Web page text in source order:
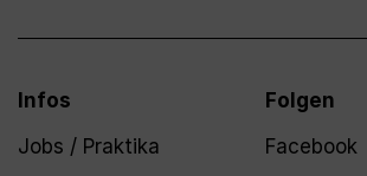
Infos
Jobs / Praktika
Folgen
Facebook